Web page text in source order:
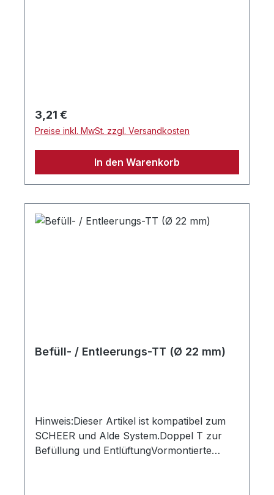
Regulärer Preis:
3,21 €
Preise inkl. MwSt. zzgl. Versandkosten
In den Warenkorb
Befüll- / Entleerungs-TT (Ø 22 mm)
Hinweis:Dieser Artikel ist kompatibel zum
SCHEER und Alde System.Doppel T zur
Befüllung und EntlüftungVormontierte